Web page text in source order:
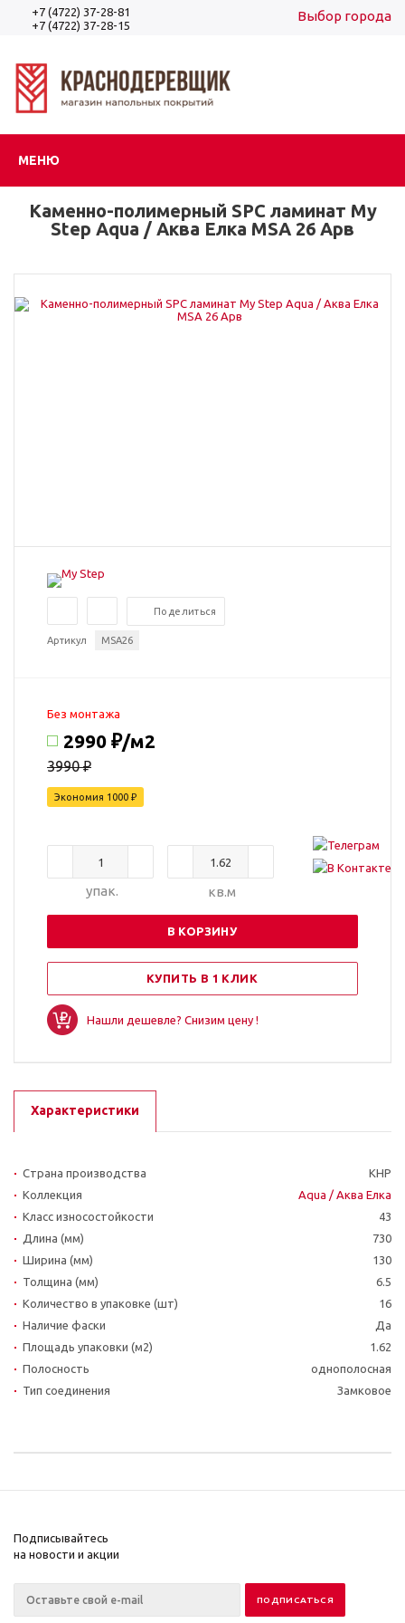
+7 (4722) 37-28-81
+7 (4722) 37-28-15
Выбор города
МЕНЮ
Каменно-полимерный SPC ламинат My
Step Aqua / Аква Елка MSA 26 Арв
Поделиться
Артикул MSA26
Без монтажа
2990 ₽/м2
3990 ₽
Экономия 1000 ₽
упак. кв.м
В КОРЗИНУ
КУПИТЬ В 1 КЛИК
Нашли дешевле? Снизим цену !
Характеристики
Страна производства
КНР
Коллекция
Aqua / Аква Елка
Класс износостойкости
43
Длина (мм)
730
Ширина (мм)
130
Толщина (мм)
6.5
Количество в упаковке (шт)
16
Наличие фаски
Да
Площадь упаковки (м2)
1.62
Полосность
однополосная
Тип соединения
Замковое
Подписывайтесь
на новости и акции